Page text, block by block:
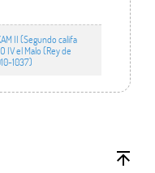
II (Segundo califa
IV el Malo (Rey de
1037)